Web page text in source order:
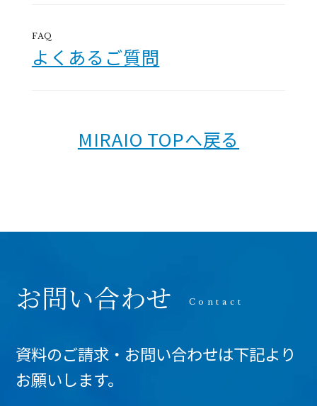
FAQ
よくあるご質問
MIRAIO TOPへ戻る
お問い合わせ
資料のご請求・お問い合わせは下記より
お願いします。